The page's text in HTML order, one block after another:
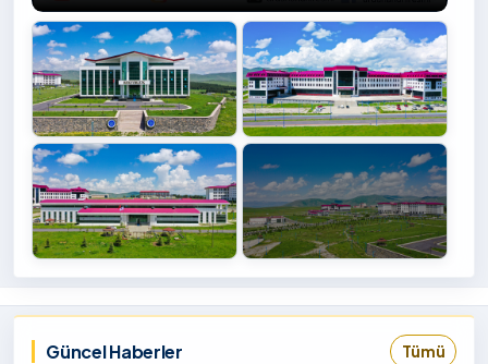
İçin
Tıklayınız
Güncel Haberler Tümü